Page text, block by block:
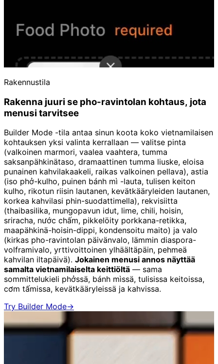
Rakennustila
Rakenna juuri se pho-ravintolan kohtaus, jota
menusi tarvitsee
Builder Mode -tila antaa sinun koota koko vietnamilaisen
kohtauksen yksi valinta kerrallaan — valitse pinta
(valkoinen marmori, vaalea vaahtera, tumma
saksanpähkinätaso, dramaattinen tumma liuske, eloisa
punainen kahvilakaakeli, raikas valkoinen pellava), astia
(iso phở-kulho, puinen bánh mì -lauta, tulisen keiton
kulho, rikotun riisin lautanen, kevätkääryleiden lautanen,
korkea kahvilasi phin-suodattimella), rekvisiitta
(thaibasilika, mungopavun idut, lime, chili, hoisin,
sriracha, nước chấm, pikkelöity porkkana-retikka,
maapähkinä-hoisin-dippi, kondensoitu maito) ja valo
(kirkas pho-ravintolan päivänvalo, lämmin diaspora-
volframivalo, yrttivoittoinen ylhäältäpäin, pehmeä
kahvilan iltapäivä). Jokainen menusi annos näyttää
samalta vietnamilaiselta keittiöltä — sama
sommittelukieli phởssä, bánh mìssä, tulisissa keitoissa,
cơm tấmissa, kevätkääryleissä ja kahvissa.
Try Builder Mode→